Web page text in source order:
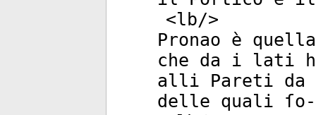
<lb/>
Pronao è
che da i lati
alli Pareti
delle quali ſo-